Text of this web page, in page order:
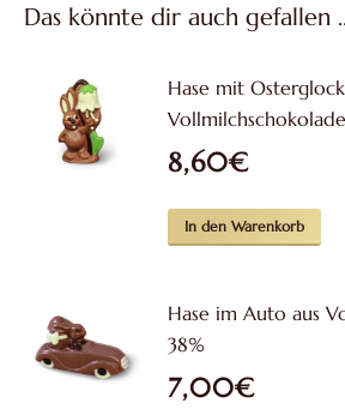
Das könnte dir auch gefallen
Hase mit
8,60€
In den Warenkorb
Hase im Auto aus
38%
7,00€